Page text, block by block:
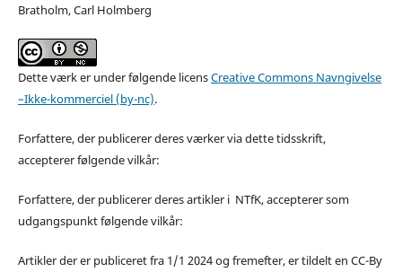
Bratholm, Carl Holmberg
Dette værk er under følgende licensCreative Commons Navngivelse
–Ikke-kommerciel (by-nc).
Forfattere, der publicerer deres værker via dette tidsskrift,
accepterer følgende vilkår:
Forfattere, der publicerer deres artikler i NTfK, accepterer som
udgangspunkt følgende vilkår:
Artikler der er publiceret fra 1/1 2024 og fremefter, er tildelt en CC-By